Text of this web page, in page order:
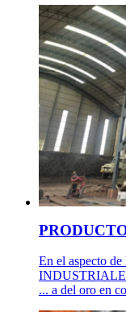
En el aspecto
... a del oro en